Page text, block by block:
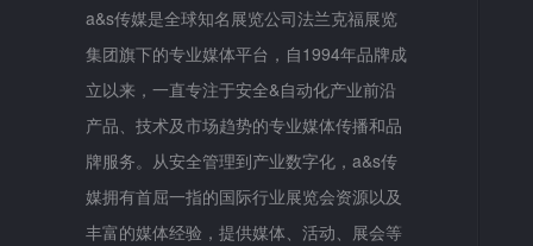
a&s传媒是全球知名展览公司法兰克福展览
集团旗下的专业媒体平台，自1994年品牌成
立以来，一直专注于安全&自动化产业前沿
产品、技术及市场趋势的专业媒体传播和品
牌服务。从安全管理到产业数字化，a&s传
媒拥有首屈一指的国际行业展览会资源以及
丰富的媒体经验，提供媒体、活动、展会等